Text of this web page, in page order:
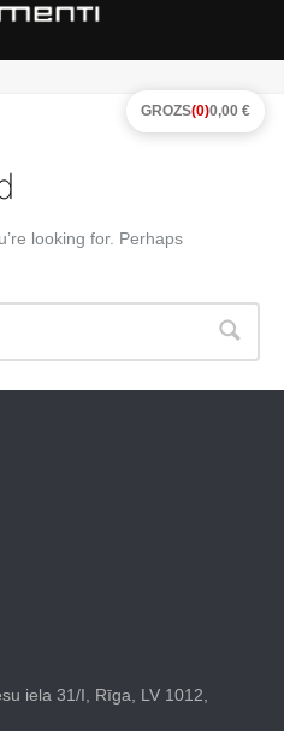
looking for. Perhaps
iela 31/I, Rīga, LV 1012,
GROZS(0)0,00 €